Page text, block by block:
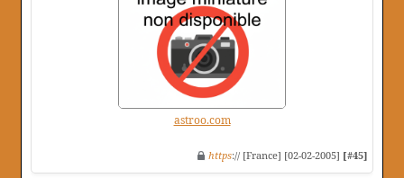
astroo.com
https:// [France] [02-02-2005] [#45]